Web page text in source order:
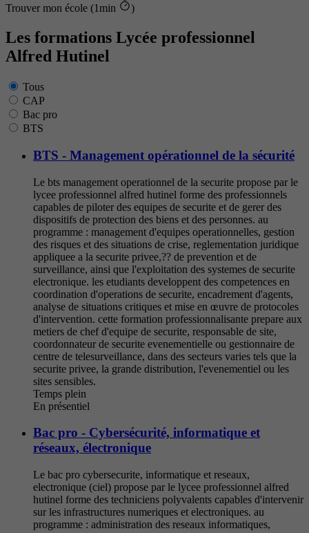
Trouver mon école (1min
)
Les formations Lycée professionnel
Alfred Hutinel
Tous
CAP
Bac pro
BTS
BTS - Management opérationnel de la sécurité
Le bts management operationnel de la securite propose par le
lycee professionnel alfred hutinel forme des professionnels
capables de piloter des equipes de securite et de gerer des
dispositifs de protection des biens et des personnes. au
programme : management d'equipes operationnelles, gestion
des risques et des situations de crise, reglementation juridique
appliquee a la securite privee,?? de prevention et de
surveillance, ainsi que l'exploitation des systemes de securite
electronique. les etudiants developpent des competences en
coordination d'operations de securite, encadrement d'agents,
analyse de situations critiques et mise en œuvre de protocoles
d'intervention. cette formation professionnalisante prepare aux
metiers de chef d'equipe de securite, responsable de site,
coordonnateur de securite evenementielle ou gestionnaire de
centre de telesurveillance, dans des secteurs varies tels que la
securite privee, la grande distribution, l'evenementiel ou les
sites sensibles.
Temps plein
En présentiel
Bac pro - Cybersécurité, informatique et
réseaux, électronique
Le bac pro cybersecurite, informatique et reseaux,
electronique (ciel) propose par le lycee professionnel alfred
hutinel forme des techniciens polyvalents capables d'intervenir
sur les infrastructures numeriques et electroniques. au
programme : administration des reseaux informatiques,